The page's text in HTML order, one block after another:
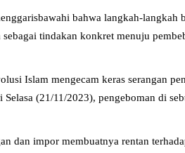
bahwa langkah-langkah
tindakan konkret menuju
Islam mengecam keras serangan
(21/11/2023), pengeboman di
dan impor membuatnya rentan